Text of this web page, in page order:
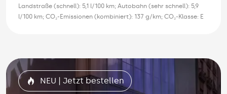
Landstraße (schnell): 5,1 l/100 km; Autobahn (sehr schnell): 5,9
l/100 km; CO₂-Emissionen (kombiniert): 137 g/km; CO₂-Klasse: E
NEU | Jetzt bestellen